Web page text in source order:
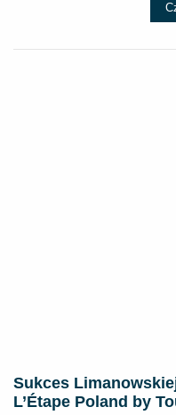
Sukces
L’Étape Poland by